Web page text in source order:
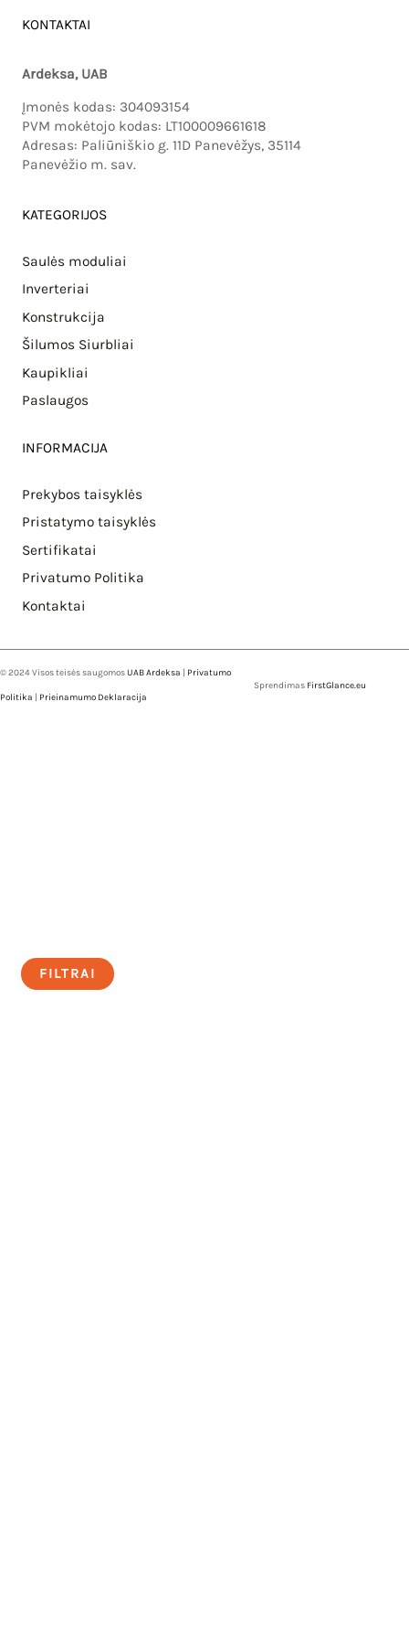
FILTRAI
KONTAKTAI
Ardeksa, UAB
Įmonės kodas: 304093154
PVM mokėtojo kodas: LT100009661618
Adresas: Paliūniškio g. 11D Panevėžys, 35114
Panevėžio m. sav.
KATEGORIJOS
Saulės moduliai
Inverteriai
Konstrukcija
Šilumos Siurbliai
Kaupikliai
Paslaugos
INFORMACIJA
Prekybos taisyklės
Pristatymo taisyklės
Sertifikatai
Privatumo Politika
Kontaktai
© 2024 Visos teisės saugomosUAB Ardeksa | Privatumo
Politika | Prieinamumo Deklaracija
Sprendimas FirstGlance.eu